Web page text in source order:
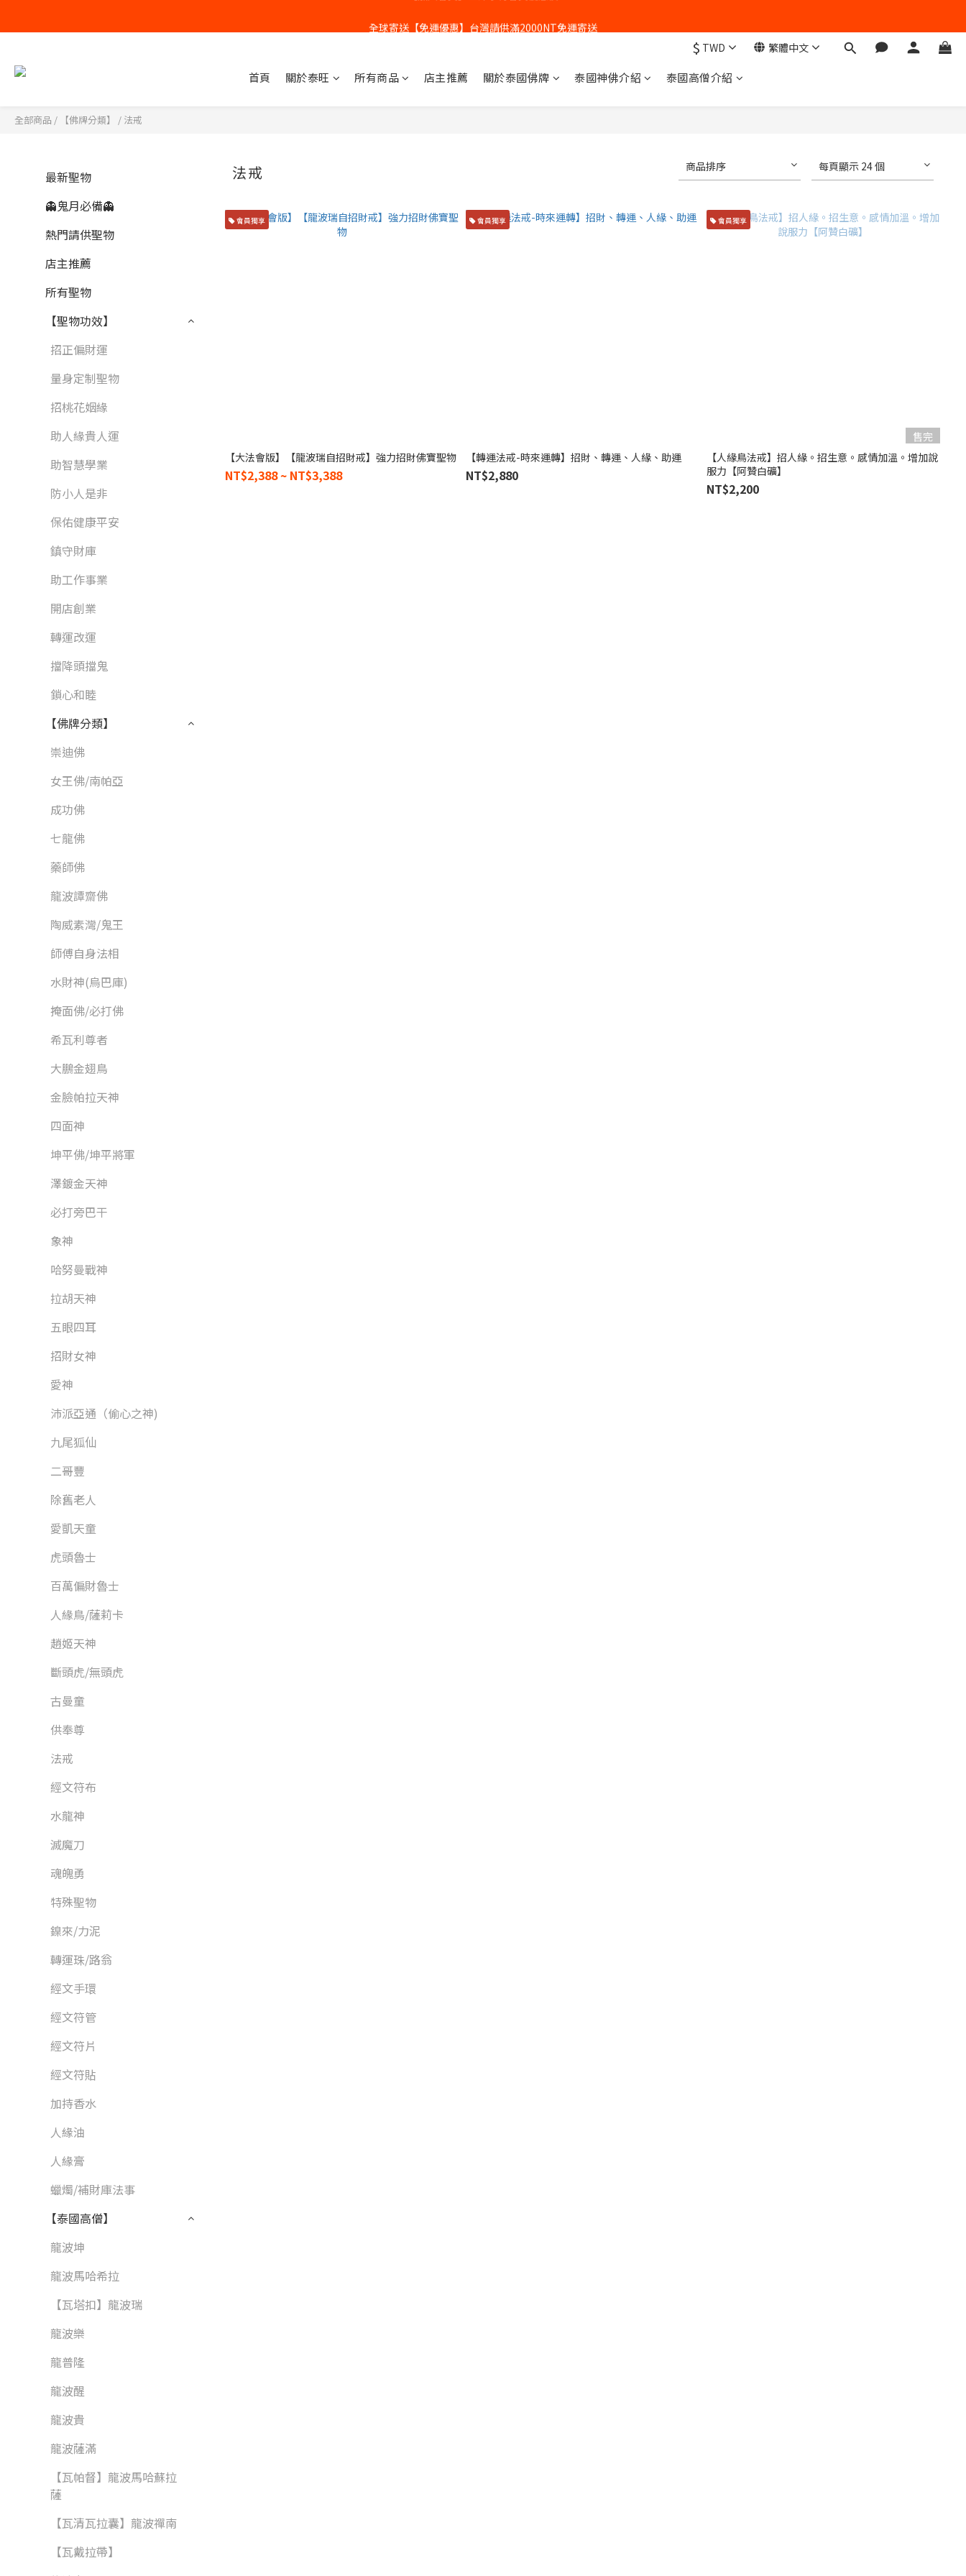
全球寄送【免運優惠】台灣請供滿2000NT免運寄送
$ TWD 繁體中文
首頁 關於泰旺 所有商品 店主推薦 關於泰國佛牌 泰國神佛介紹 泰國高僧介紹
全部商品 / 【佛牌分類】 / 法戒
最新聖物
👻鬼月必備👻
熱門請供聖物
店主推薦
所有聖物
【聖物功效】
招正偏財運
量身定制聖物
招桃花姻緣
助人緣貴人運
助智慧學業
防小人是非
保佑健康平安
鎮守財庫
助工作事業
開店創業
轉運改運
擋降頭擋鬼
鎖心和睦
【佛牌分類】
崇迪佛
女王佛/南帕亞
成功佛
七龍佛
藥師佛
龍波譚齋佛
陶威素灣/鬼王
師傅自身法相
水財神(烏巴庫)
掩面佛/必打佛
希瓦利尊者
大鵬金翅鳥
金臉帕拉天神
四面神
坤平佛/坤平將軍
澤鍍金天神
必打旁巴干
象神
哈努曼戰神
拉胡天神
五眼四耳
招財女神
愛神
沛派亞通（偷心之神)
九尾狐仙
二哥豐
除舊老人
愛凱天童
虎頭魯士
百萬偏財魯士
人緣鳥/薩莉卡
趙姬天神
斷頭虎/無頭虎
古曼童
供奉尊
法戒
經文符布
水龍神
滅魔刀
魂魄勇
特殊聖物
鎳來/力泥
轉運珠/路翁
經文手環
經文符管
經文符片
經文符貼
加持香水
人緣油
人緣膏
蠟燭/補財庫法事
【泰國高僧】
龍波坤
龍波馬哈希拉
【瓦塔扣】龍波瑞
龍波樂
龍普隆
龍波醒
龍波貴
龍波薩滿
【瓦帕督】龍波馬哈蘇拉
薩
【瓦清瓦拉囊】龍波禪南
【瓦戴拉帶】
法戒 商品排序 每頁顯示 24 個
會員獨享
【大法會版】【龍波瑞自招財戒】強力招財佛寶聖物
NT$2,388 ~ NT$3,388
會員獨享
【轉運法戒-時來運轉】招財、轉運、人緣、助運
NT$2,880
會員獨享
售完
【人緣鳥法戒】招人緣。招生意。感情加溫。增加說
服力【阿贊白礦】
NT$2,200